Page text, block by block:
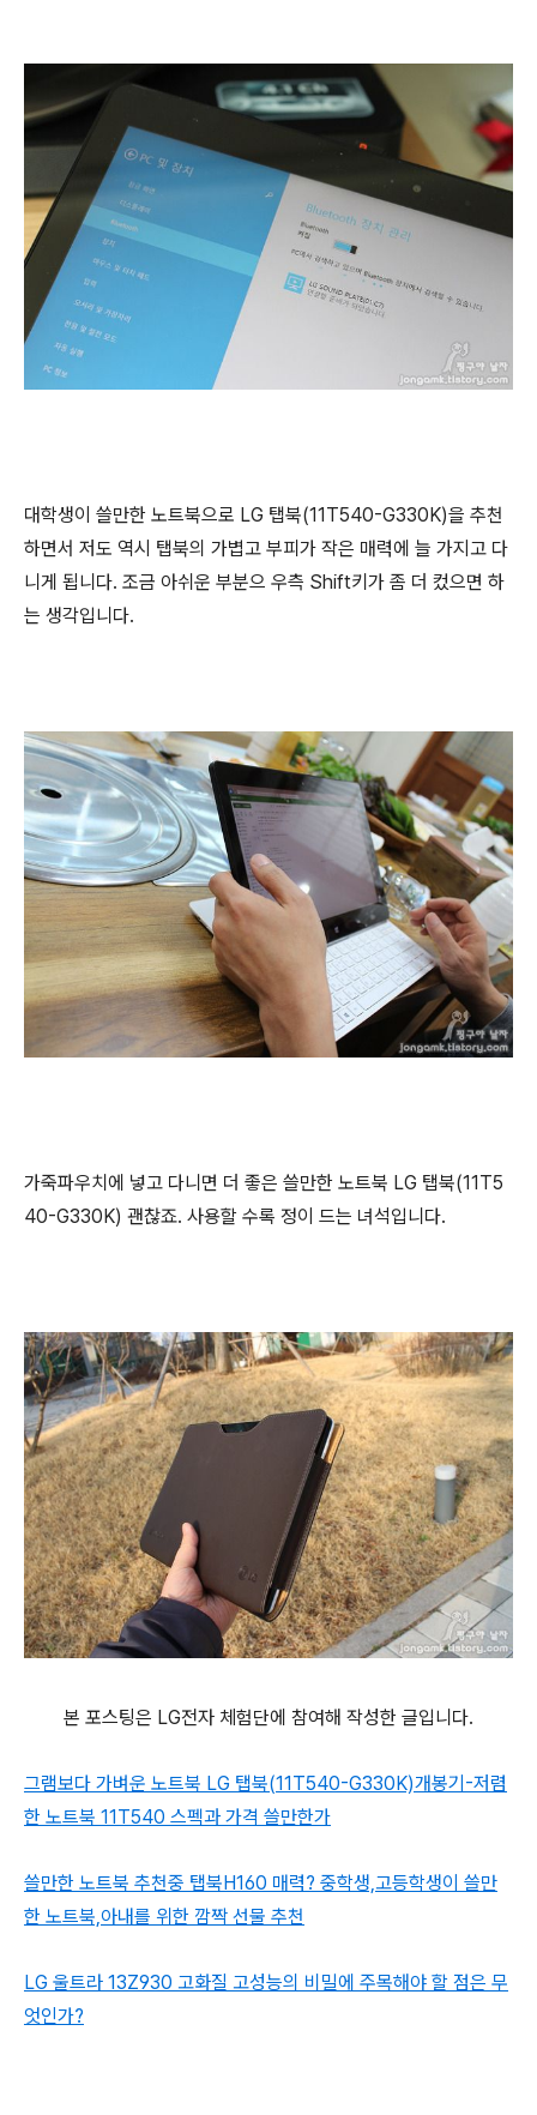
대학생이 쓸만한 노트북으로 LG 탭북(11T540-G330K)을 추천
하면서 저도 역시 탭북의 가볍고 부피가 작은 매력에 늘 가지고 다
니게 됩니다. 조금 아쉬운 부분으 우측 Shift키가 좀 더 컸으면 하
는 생각입니다.
가죽파우치에 넣고 다니면 더 좋은 쓸만한 노트북 LG 탭북(11T5
40-G330K) 괜찮죠. 사용할 수록 정이 드는 녀석입니다.
본 포스팅은 LG전자 체험단에 참여해 작성한 글입니다.
그램보다 가벼운 노트북 LG 탭북(11T540-G330K)개봉기-저렴
한 노트북 11T540 스펙과 가격 쓸만한가
쓸만한 노트북 추천중 탭북H160 매력? 중학생,고등학생이 쓸만
한 노트북,아내를 위한 깜짝 선물 추천
LG 울트라 13Z930 고화질 고성능의 비밀에 주목해야 할 점은 무
엇인가?